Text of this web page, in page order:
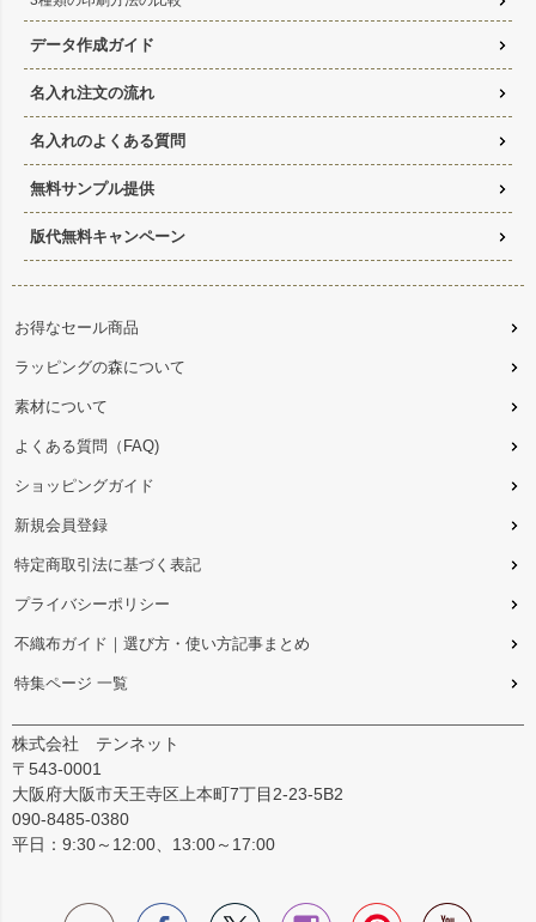
データ作成ガイド
名入れ注文の流れ
名入れのよくある質問
無料サンプル提供
版代無料キャンペーン
お得なセール商品
ラッピングの森について
素材について
よくある質問（FAQ)
ショッピングガイド
新規会員登録
特定商取引法に基づく表記
プライバシーポリシー
不織布ガイド｜選び方・使い方記事まとめ
特集ページ 一覧
株式会社 テンネット
〒543-0001
大阪府大阪市天王寺区上本町7丁目2-23-5B2
090-8485-0380
平日：9:30～12:00、13:00～17:00